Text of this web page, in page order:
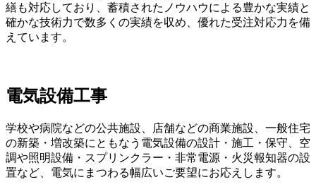
繕も対応しており、蓄積されたノウハウによる豊かな実績と
確かな技術力で数多くの実績を収め、優れた受注対応力を備
えています。
電気設備工事
学校や病院などの公共施設、店舗などの商業施設、一般住宅
の新築・増改築にともなう電気設備の設計・施工・保守、空
調や照明設備・スプリンクラー・非常電源・火災報知器の設
置など、電気にまつわる幅広いご要望にお応えします。